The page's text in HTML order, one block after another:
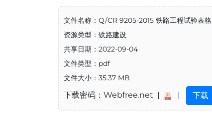
文件名称：Q/CR 9205-2015 铁路工程试验表格
资源类型： 铁路建设
共享日期：2022-09-04
文件类型：pdf
文件大小：35.37 MB
下载密码：Webfree.net | | 下载